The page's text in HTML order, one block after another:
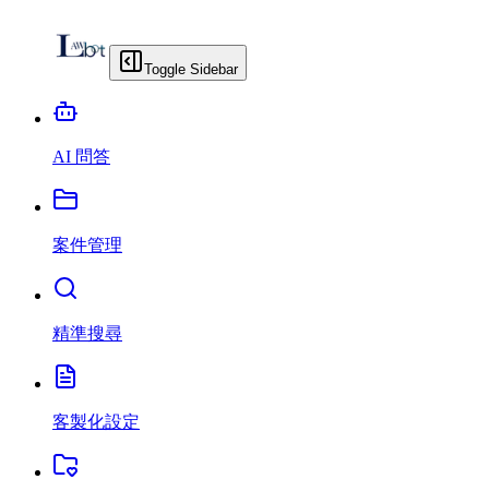
Toggle Sidebar
AI 問答
案件管理
精準搜尋
客製化設定